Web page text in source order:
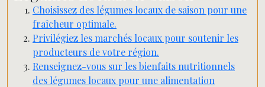
Choisissez des légumes locaux de saison pour une
fraîcheur optimale.
Privilégiez les marchés locaux pour soutenir les
producteurs de votre région.
Renseignez-vous sur les bienfaits nutritionnels
des légumes locaux pour une alimentation